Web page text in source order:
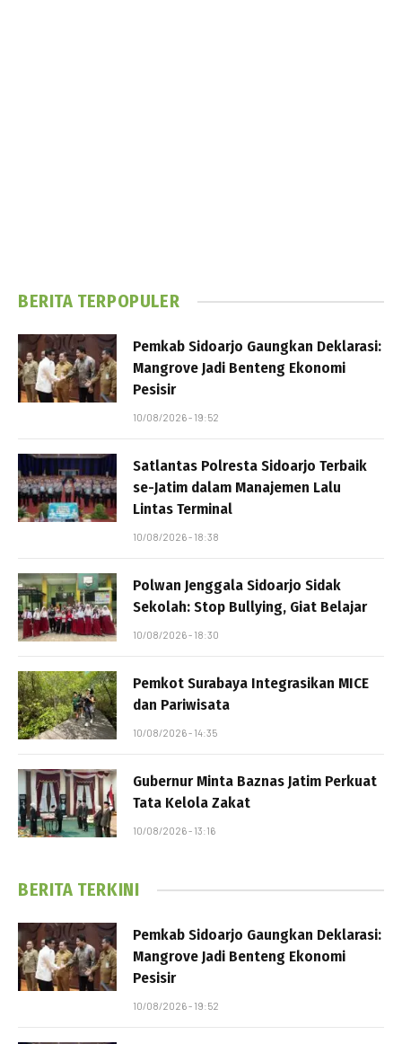
BERITA TERPOPULER
Pemkab Sidoarjo Gaungkan Deklarasi:
Mangrove Jadi Benteng Ekonomi
Pesisir
10/08/2026 - 19:52
Satlantas Polresta Sidoarjo Terbaik
se-Jatim dalam Manajemen Lalu
Lintas Terminal
10/08/2026 - 18:38
Polwan Jenggala Sidoarjo Sidak
Sekolah: Stop Bullying, Giat Belajar
10/08/2026 - 18:30
Pemkot Surabaya Integrasikan MICE
dan Pariwisata
10/08/2026 - 14:35
Gubernur Minta Baznas Jatim Perkuat
Tata Kelola Zakat
10/08/2026 - 13:16
BERITA TERKINI
Pemkab Sidoarjo Gaungkan Deklarasi:
Mangrove Jadi Benteng Ekonomi
Pesisir
10/08/2026 - 19:52